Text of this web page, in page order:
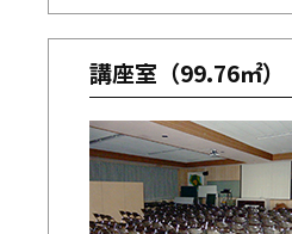
講座室（99.76㎡）